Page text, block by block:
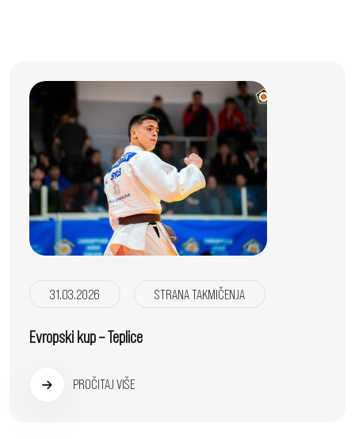
31.03.2026 STRANA TAKMIČENJA
Evropski kup – Teplice
PROČITAJ VIŠE